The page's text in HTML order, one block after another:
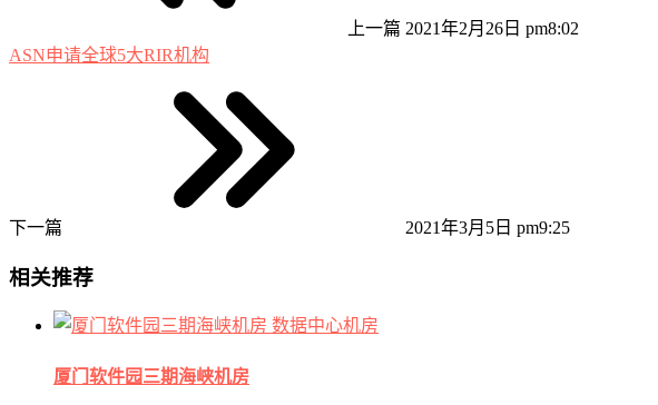
上一篇 2021年2月26日 pm8:02
ASN申请全球5大RIR机构
下一篇 2021年3月5日 pm9:25
相关推荐
数据中心机房
厦门软件园三期海峡机房